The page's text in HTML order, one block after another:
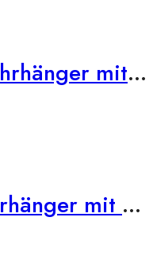
585er Weissgold Ohrhänger mit synth. Rubin und Zirkonia
585er Gelbgold Ohrhänger mit synth. Rubin und Zirkonia